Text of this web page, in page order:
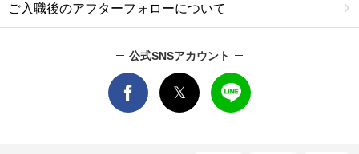
ご入職後のアフターフォローについて
公式SNSアカウント